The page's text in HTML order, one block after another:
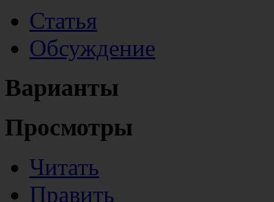
Статья
Обсуждение
Варианты
Просмотры
Читать
Править